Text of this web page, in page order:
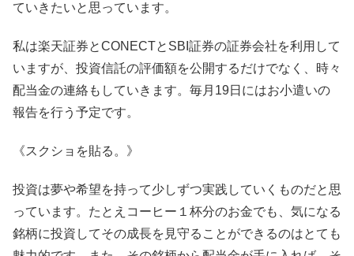
ていきたいと思っています。
私は楽天証券とCONECTとSBI証券の証券会社を利用して
いますが、投資信託の評価額を公開するだけでなく、時々
配当金の連絡もしていきます。毎月19日にはお小遣いの
報告を行う予定です。
《スクショを貼る。》
投資は夢や希望を持って少しずつ実践していくものだと思
っています。たとえコーヒー１杯分のお金でも、気になる
銘柄に投資してその成長を見守ることができるのはとても